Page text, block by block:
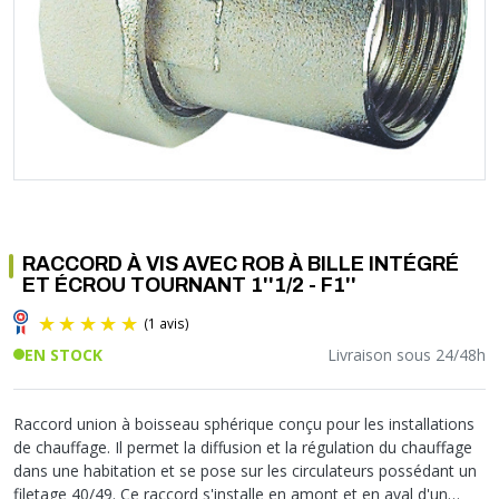
RACCORD PE (POLYÉTHYLÈNE)
RACCORD GALVA
RACCORD INOX
TUBE LAITON ET ECROU
TUYAU SOUPLE
ROBINET
FLEXIBLE
ETANCHÉITÉ RACCORDEMENT
FIXATION ET SUPPORT
RÉDUCTEUR DE PRESSION
COMPTEUR ET ACCESSOIRE
FILTRATION
Soupape différentielle
Température
Vase d'expansion
Vanne de Température
Vanne de zone
Vanne équilibrage
Vanne mélangeuse
SOLAIRE
PAC
CHAUDIÈRE
TUBAGE CHEMINÉE CHAUDIÈRE POÊLE
EQUIPEMENT INDUSTRIEL
COMMUNICATION
COLLIER ET FIXATION
CONNEXION
LAMPE ET TORCHE
PILES ET ACCUMULATEURS
BLOC DE SÉCURITÉ
SYSTÈMES DE SÉCURITÉ
VMC ET VENTILATION
TRAPPE CHATIÈRE ET HUBLOT
PLOMBERIE PER
VOTRE SOLUTION CHAUFFAGE
RACCORD À VIS AVEC ROB À BILLE INTÉGRÉ
ET ÉCROU TOURNANT 1''1/2 - F1''
(1 avis)
EN STOCK Livraison sous 24/48h
Raccord union à boisseau sphérique conçu pour les installations
de chauffage. Il permet la diffusion et la régulation du chauffage
dans une habitation et se pose sur les circulateurs possédant un
filetage 40/49. Ce raccord s'installe en amont et en aval d'un